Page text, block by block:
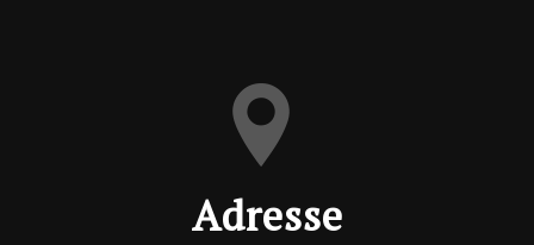
Adresse